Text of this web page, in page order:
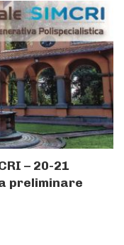
– 20-21
preliminare